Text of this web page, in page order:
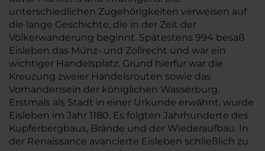
unterschiedlichen Zugehörigkeiten verweisen auf
die lange Geschichte, die in der Zeit der
Völkerwanderung beginnt. Spätestens 994 besaß
Eisleben das Münz- und Zollrecht und war ein
wichtiger Handelsplatz. Grund hierfür war die
Kreuzung zweier Handelsrouten sowie das
Vorhandensein der königlichen Wasserburg.
Erstmals als Stadt in einer Urkunde erwähnt, wurde
Eisleben im Jahr 1180. Es folgten Jahrhunderte des
Kupferbergbaus, Brände und der Wiederaufbau. In
der Renaissance avancierte Eisleben schließlich zu